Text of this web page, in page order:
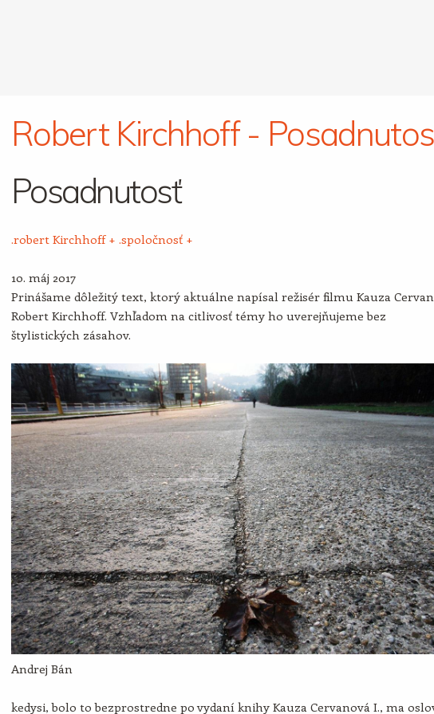
Robert Kirchhoff -
Posadnutosť
.robert Kirchhoff + .spoločnosť +
10. máj 2017
Prinášame dôležitý text, ktorý aktuálne napísal režisér filmu Kauza
Robert Kirchhoff. Vzhľadom na citlivosť témy ho uverejňujeme bez
štylistických zásahov.
Andrej Bán
kedysi, bolo to bezprostredne po vydaní knihy Kauza Cervanová I., ma